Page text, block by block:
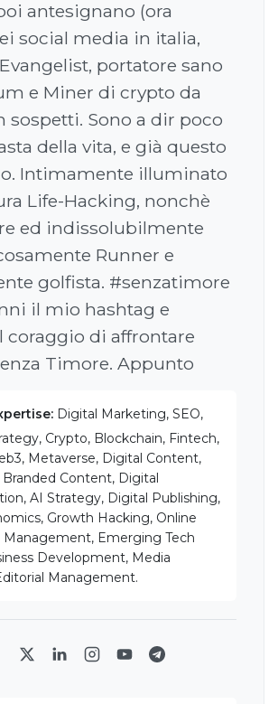
antesignano (ora
social media in italia,
portatore sano
e Miner di crypto da
sospetti. Sono a dir poco
della vita, e già questo
Intimamente illuminato
Life-Hacking, nonchè
ed indissolubilmente
Runner e
golfista. #senzatimore
il mio hashtag e
coraggio di affrontare
Timore. Appunto
Digital Marketing, SEO,
Crypto, Blockchain, Fintech,
Metaverse, Digital Content,
Branded Content, Digital
AI Strategy, Digital Publishing,
Growth Hacking, Online
Management, Emerging Tech
Development, Media
Management.
TwitterLinkedInInstagram
YouTubeTelegram